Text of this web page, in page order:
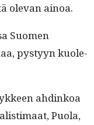
ole­van ainoa.
Suomen
pystyyn kuol­e­
ahdinkoa
Puo­la,